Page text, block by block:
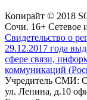
Копирайт © 2018
Сочи. 16+ Сетевое
Свидетельство о
29.12.2017 года
сфере связи,
коммуникаций
Учредитель СМИ:
ул. Ленина, д.10